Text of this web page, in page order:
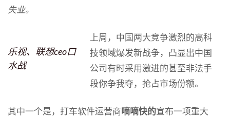
失业。
乐视、联想ceo口
水战
上周，中国两大竞争激烈的高科
技领域爆发新战争，凸显出中国
公司有时采用激进的甚至非法手
段你争我夺，抢占市场份额。
其中一个是，打车软件运营商嘀嘀快的宣布一项重大